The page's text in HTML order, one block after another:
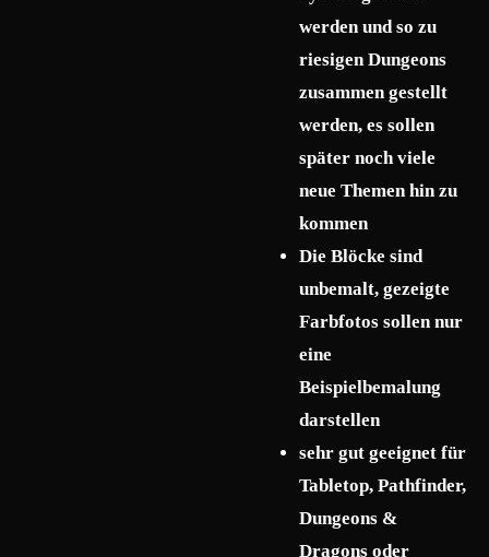
werden und so zu
riesigen Dungeons
zusammen gestellt
werden, es sollen
später noch viele
neue Themen hin zu
kommen
Die Blöcke sind
unbemalt, gezeigte
Farbfotos sollen nur
eine
Beispielbemalung
darstellen
sehr gut geeignet für
Tabletop, Pathfinder,
Dungeons &
Dragons oder